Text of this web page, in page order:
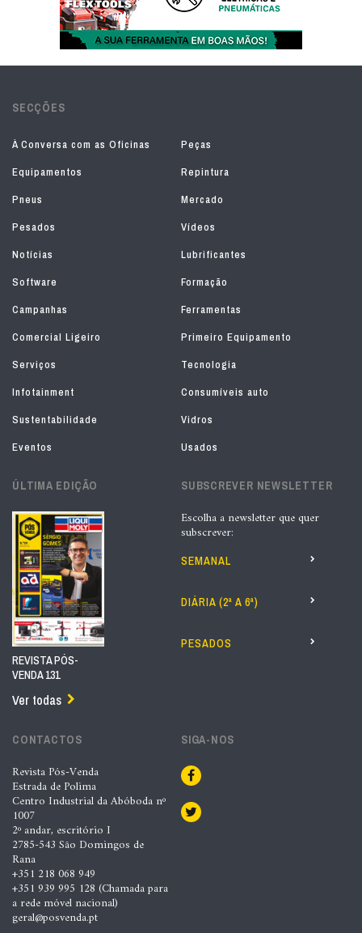
SECÇÕES
À Conversa com as Oficinas
Peças
Equipamentos
Repintura
Pneus
Mercado
Pesados
Vídeos
Notícias
Lubrificantes
Software
Formação
Campanhas
Ferramentas
Comercial Ligeiro
Primeiro Equipamento
Serviços
Tecnologia
Infotainment
Consumíveis auto
Sustentabilidade
Vidros
Eventos
Usados
ÚLTIMA EDIÇÃO
REVISTA PÓS-
VENDA 131
Ver todas
SUBSCREVER NEWSLETTER
Escolha a newsletter que quer
subscrever:
SEMANAL
DIÁRIA (2ª A 6ª)
PESADOS
CONTACTOS
Revista Pós-Venda
Estrada de Polima
Centro Industrial da Abóboda nº
1007
2º andar, escritório I
2785-543 São Domingos de
Rana
+351 218 068 949
+351 939 995 128 (Chamada para
a rede móvel nacional)
geral@posvenda.pt
SIGA-NOS